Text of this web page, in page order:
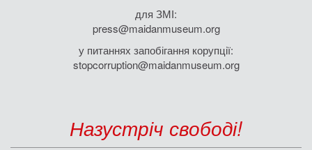
для ЗМІ:
press@maidanmuseum.org
у питаннях запобігання корупції:
stopcorruption@maidanmuseum.org
Назустріч свободі!